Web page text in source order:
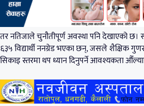
तर नतिजाले चुनौतीपूर्ण अवस्था पनि देखाएको छ।
६३५ विद्यार्थी ननग्रेड भएका छन्, जसले शैक्षिक
सिकाइ स्तरमा थप ध्यान दिनुपर्ने आवश्यकता